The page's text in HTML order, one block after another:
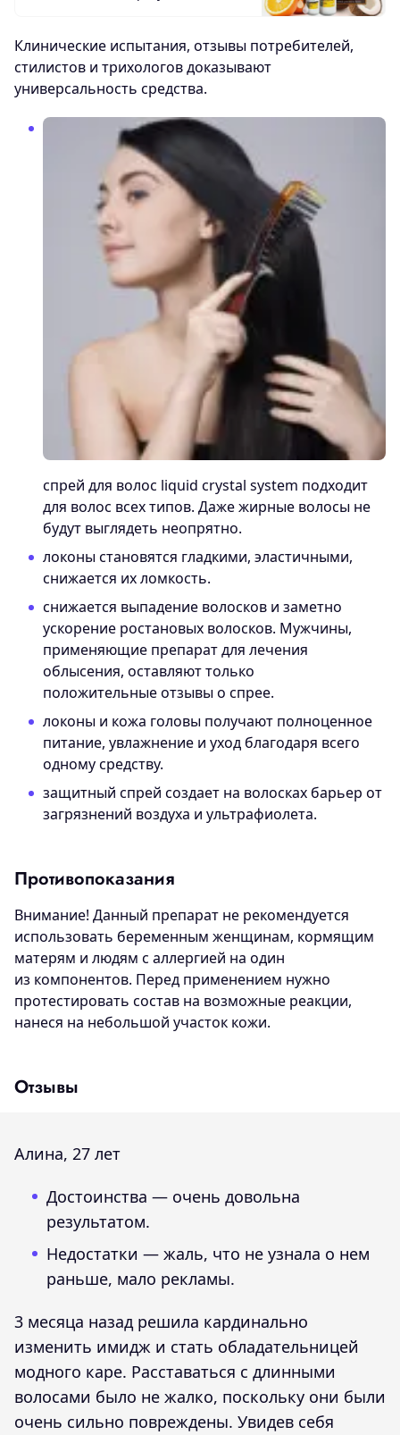
Клинические испытания, отзывы потребителей,
стилистов и трихологов доказывают
универсальность средства.
спрей для волос liquid crystal system подходит
для волос всех типов. Даже жирные волосы не
будут выглядеть неопрятно.
локоны становятся гладкими, эластичными,
снижается их ломкость.
снижается выпадение волосков и заметно
ускорение ростановых волосков. Мужчины,
применяющие препарат для лечения
облысения, оставляют только
положительные отзывы о спрее.
локоны и кожа головы получают полноценное
питание, увлажнение и уход благодаря всего
одному средству.
защитный спрей создает на волосках барьер от
загрязнений воздуха и ультрафиолета.
Противопоказания
Внимание! Данный препарат не рекомендуется
использовать беременным женщинам, кормящим
матерям и людям с аллергией на один
из компонентов. Перед применением нужно
протестировать состав на возможные реакции,
нанеся на небольшой участок кожи.
Отзывы
Алина, 27 лет
Достоинства — очень довольна
результатом.
Недостатки — жаль, что не узнала о нем
раньше, мало рекламы.
3 месяца назад решила кардинально
изменить имидж и стать обладательницей
модного каре. Расставаться с длинными
волосами было не жалко, поскольку они были
очень сильно повреждены. Увидев себя